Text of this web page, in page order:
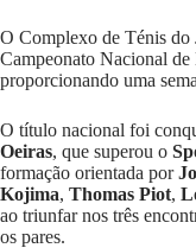
O Complexo de Ténis do
Campeonato Nacional
proporcionando uma
O título nacional foi
Oeiras, que superou o
formação orientada por
Kojima, Thomas Piot,
ao triunfar nos três
os pares.